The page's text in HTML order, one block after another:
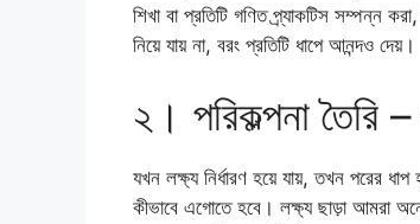
শিখা বা প্রতিটি গণিত প্র্যাকটিস সম্পন্ন
নিয়ে যায় না, বরং প্রতিটি ধাপে আনন্দও দেয়।
২। পরিকল্পনা তৈরি
যখন লক্ষ্য নির্ধারণ হয়ে যায়, তখন পরের
কীভাবে এগোতে হবে। লক্ষ্য ছাড়া আমরা